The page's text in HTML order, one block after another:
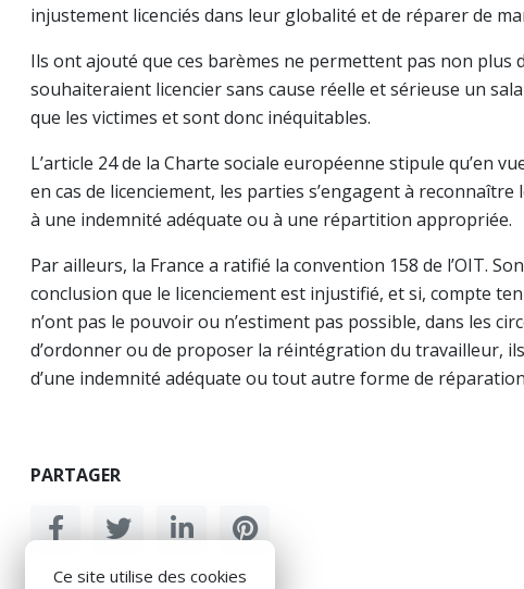
injustement licenciés dans leur globalité et de réparer de
Ils ont ajouté que ces barèmes ne permettent pas non plus
souhaiteraient licencier sans cause réelle et sérieuse un
que les victimes et sont donc inéquitables.
L’article 24 de la Charte sociale européenne stipule qu’en
en cas de licenciement, les parties s’engagent à
à une indemnité adéquate ou à une répartition appropriée.
Par ailleurs, la France a ratifié la convention 158 de l’OIT.
conclusion que le licenciement est injustifié, et si, compte
n’ont pas le pouvoir ou n’estiment pas possible, dans les
d’ordonner ou de proposer la réintégration du travailleur,
d’une indemnité adéquate ou tout autre forme de
PARTAGER
Ce site utilise des cookies